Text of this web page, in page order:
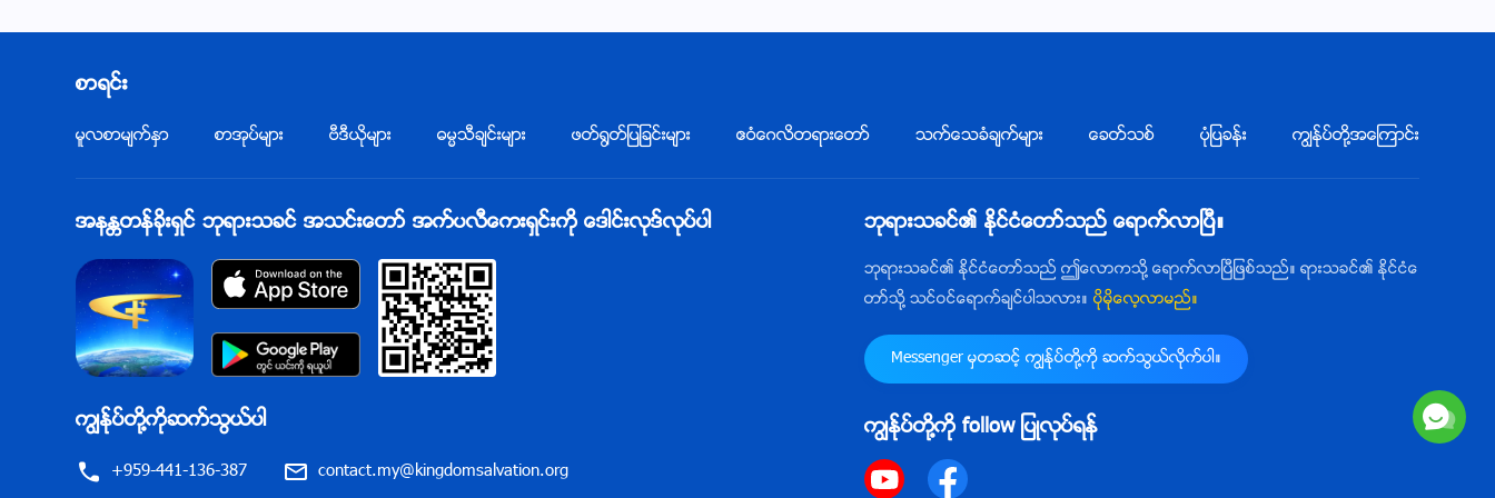
စာရင္း
မူလစာမ်က္ႏွာ စာအုပ္မ်ား ဗီဒီယိုမ်ား ဓမၼသီခ်င္းမ်ား ဖတ္႐ြတ္ျပျခင္းမ်ား ဧဝံေဂလိတရားေတာ္ သက္ေသခံခ်က္မ်ား ေခတ္သစ္ ပုံျပခန္း ကြၽန္ုပ္တို႔အေၾကာင္း
အနႏၲတန္ခိုးရွင္ ဘုရားသခင္ အသင္းေတာ္ အက္ပလီေကးရွင္းကို ေဒါင္းလုဒ္လုပ္ပါ
ကြၽန္ုပ္တို႔ကိုဆက္သြယ္ပါ
+959-441-136-387 contact.my@kingdomsalvation.org
ဘုရားသခင္၏ ႏိုင္ငံေတာ္သည္ ေရာက္လာၿပီ။
ဘုရားသခင္၏ ႏိုင္ငံေတာ္သည္ ဤေလာကသို႔ ေရာက္လာၿပီျဖစ္သည္။ ရားသခင္၏ ႏိုင္ငံေ
တာ္သို႔ သင္ဝင္ေရာက္ခ်င္ပါသလား။ ပိုမိုေလ့လာမည္။
Messenger မွတဆင့္ ကြၽန္ုပ္တို႔ကို ဆက္သြယ္လိုက္ပါ။
ကြၽန္ုပ္တို႔ကို follow ျပဳလုပ္ရန္